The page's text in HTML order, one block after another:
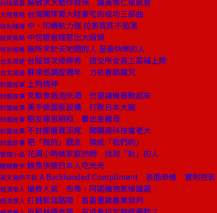
科技風雲
大陸焦點 台灣團隊賣大陸豪宅的成功三部曲
特別報導 中、印續航力強 拉美買跌不追漲
投資焦點 中信銀省錢惹出大麻煩
特別報導 無所求於天地間的人 是最快樂的人
台北耳語 台股首次掛牌秀 證交所女員工惡補上陣
台北耳語 蘇揆低調度週年 力抗春節魔咒
封面故事 土狗精神
封面故事 夾斷食指泡米酒 也要讓機器動起來
封面故事 黑手做面板設備 打敗日本大廠
封面故事 朋友報恩相挺 養出金雞母
封面故事 不甘擺攤賣涼席 闖關高科技當老大
封面故事 把「我的」觀念 換成「我們的」
管理小品 花兩小時做家庭訪問 找到「對」的人
關鍵數字 鮪魚快被日本人吃光光
英文無所不談 A Backhanded Compliment 表面恭維 實則挖苦
經濟學人 搶救人氣 布希、阿諾擁抱氣候議題
經濟學人 打通貿易路障 首要重啟農業談判